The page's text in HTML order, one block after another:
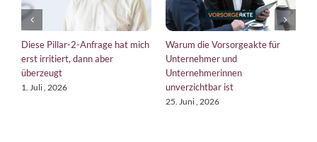
Diese Pillar-2-Anfrage hat mich
erst irritiert, dann aber
überzeugt
1. Juli , 2026
Warum die Vorsorgeakte für
Unternehmer und
Unternehmerinnen
unverzichtbar ist
25. Juni , 2026